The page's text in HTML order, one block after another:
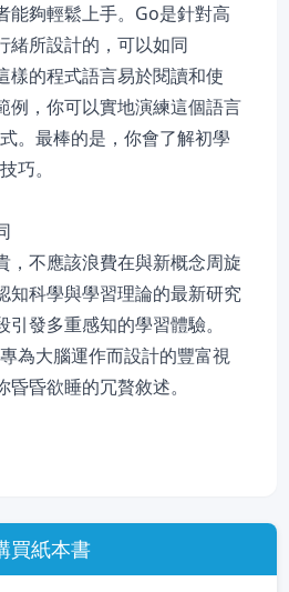
能夠輕鬆上手。Go是針對高
緒所設計的，可以如同
樣的程式語言易於閱讀和使
例，你可以實地演練這個語言
。最棒的是，你會了解初學
巧。
，不應該浪費在與新概念周旋
知科學與學習理論的最新研究
發多重感知的學習體驗。
為大腦運作而設計的豐富視
昏欲睡的冗贅敘述。
買紙本書